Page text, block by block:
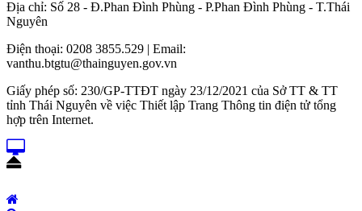
Địa chỉ: Số 28 - Đ.Phan Đình Phùng - P.Phan Đình Phùng - T.Thái
Nguyên
Điện thoại: 0208 3855.529 | Email:
vanthu.btgtu@thainguyen.gov.vn
Giấy phép số: 230/GP-TTĐT ngày 23/12/2021 của Sở TT & TT
tỉnh Thái Nguyên về việc Thiết lập Trang Thông tin điện tử tổng
hợp trên Internet.